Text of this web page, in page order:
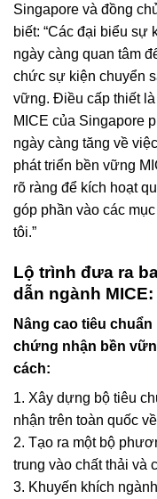
Singapore và đồng
biết: “Các đại biểu sự
ngày càng quan tâm
chức sự kiện chuyển
vững. Điều cấp thiết
MICE của Singapore
ngày càng tăng về
phát triển bền vững
rõ ràng để kích hoạt
góp phần vào các
tôi.”
Lộ trình đưa ra
dẫn ngành MICE:
Nâng cao tiêu
chứng nhận bền
cách:
1. Xây dựng bộ tiêu
nhận trên toàn quốc
2. Tạo ra một bộ
trung vào chất thải và
3. Khuyến khích